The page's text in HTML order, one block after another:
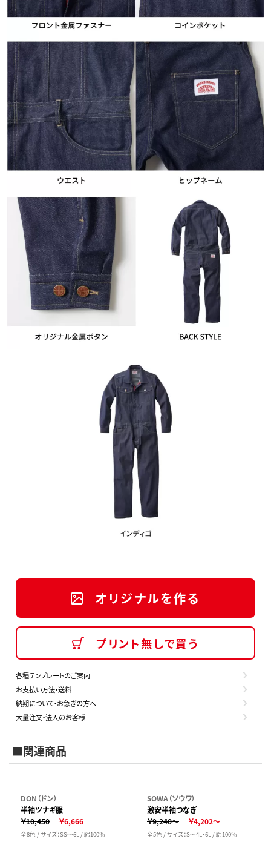
オリジナルを作る
プリント無しで買う
各種テンプレートのご案内
お支払い方法・送料
納期について・お急ぎの方へ
大量注文・法人のお客様
■関連商品
DON（ドン）
半袖ツナギ服
￥10,450
￥6,666
全8色 / サイズ：SS～6L / 綿100％
SOWA（ソウワ）
激安半袖つなぎ
￥9,240～
￥4,202～
全5色 / サイズ：S～4L・6L / 綿100％